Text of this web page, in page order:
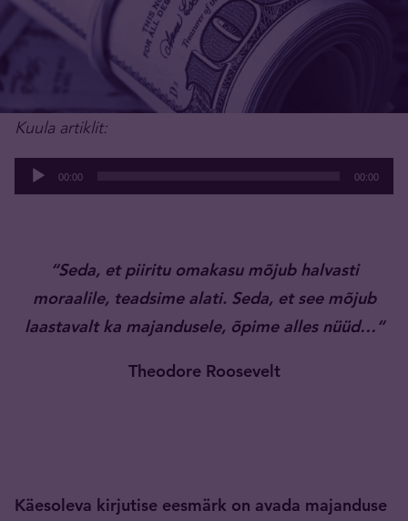
Kuula artiklit:
Audioesitaja
00:00 00:00
“Seda, et piiritu omakasu mõjub halvasti
moraalile, teadsime alati. Seda, et see mõjub
laastavalt ka majandusele, õpime alles nüüd…”
Theodore Roosevelt
Käesoleva kirjutise eesmärk on avada majanduse